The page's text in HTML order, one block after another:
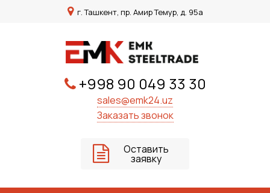
г. Ташкент, пр. Амир Темур, д. 95а
+998 90 049 33 30
sales@emk24.uz
Заказать звонок
Оставить
заявку